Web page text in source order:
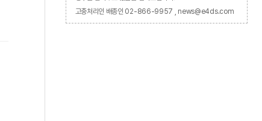
고충처리인 배종인 02-866-9957 , news@e4ds.com